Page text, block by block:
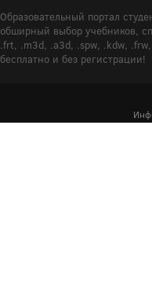
Образовательный портал
обширный выбор учебников,
.frt, .m3d, .a3d, .spw, .kdw,
бесплатно и без регистрации!